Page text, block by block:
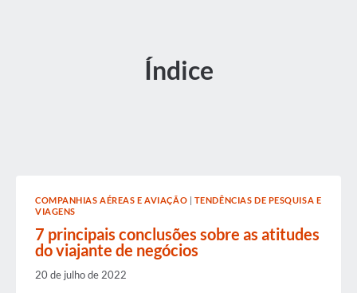
Índice
COMPANHIAS AÉREAS E AVIAÇÃO
TENDÊNCIAS DE PESQUISA E
VIAGENS
7 principais conclusões sobre as atitudes
do viajante de negócios
20 de julho de 2022